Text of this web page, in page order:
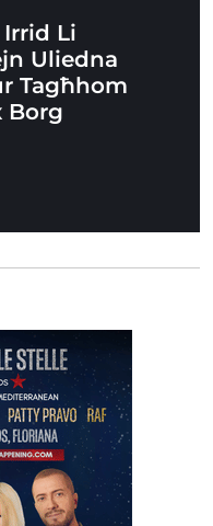
Irrid Li
Uliedna
Tagħhom
Borg